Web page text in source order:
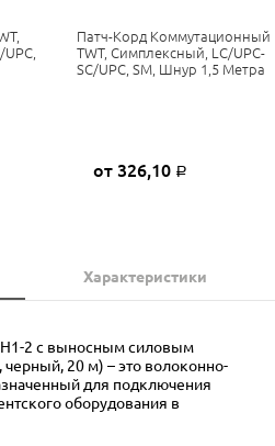
Патч-Корд Коммутационный
TWT, Симплексный, LC/UPC-
SC/UPC, SM, Шнур 1,5 Метра
от 326,10 Р
Характеристики
2 с выносным силовым
черный, 20 м) – это волоконно-
для подключения
оборудования в